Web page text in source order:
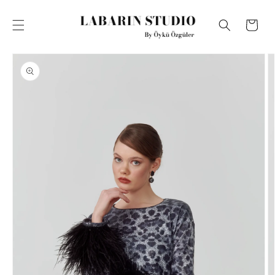
Sepet
Ürün
bilgisine
atla